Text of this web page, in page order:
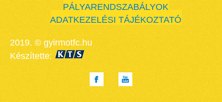
PÁLYARENDSZABÁLYOK
ADATKEZELÉSI TÁJÉKOZTATÓ
2019. © gyirmotfc.hu
Készítette: